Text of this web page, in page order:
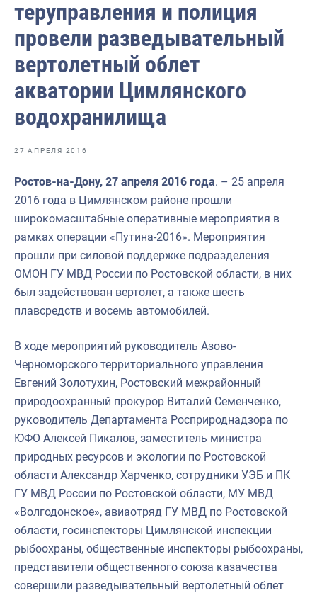
Отраслевые СМИ
Выставки и конференции
Научно-практическая литература
Рыбоохрана России
Отрасль в цифрах
Укрепление духовно-нравственных ценностей
События в России и мире
теруправления и полиция
провели разведывательный
вертолетный облет
акватории Цимлянского
водохранилища
27 АПРЕЛЯ 2016
Ростов-на-Дону, 27 апреля 2016 года. – 25 апреля
2016 года в Цимлянском районе прошли
широкомасштабные оперативные мероприятия в
рамках операции «Путина-2016». Мероприятия
прошли при силовой поддержке подразделения
ОМОН ГУ МВД России по Ростовской области, в них
был задействован вертолет, а также шесть
плавсредств и восемь автомобилей.
В ходе мероприятий руководитель Азово-
Черноморского территориального управления
Евгений Золотухин, Ростовский межрайонный
природоохранный прокурор Виталий Семенченко,
руководитель Департамента Росприроднадзора по
ЮФО Алексей Пикалов, заместитель министра
природных ресурсов и экологии по Ростовской
области Александр Харченко, сотрудники УЭБ и ПК
ГУ МВД России по Ростовской области, МУ МВД
«Волгодонское», авиаотряд ГУ МВД по Ростовской
области, госинспекторы Цимлянской инспекции
рыбоохраны, общественные инспекторы рыбоохраны,
представители общественного союза казачества
совершили разведывательный вертолетный облет